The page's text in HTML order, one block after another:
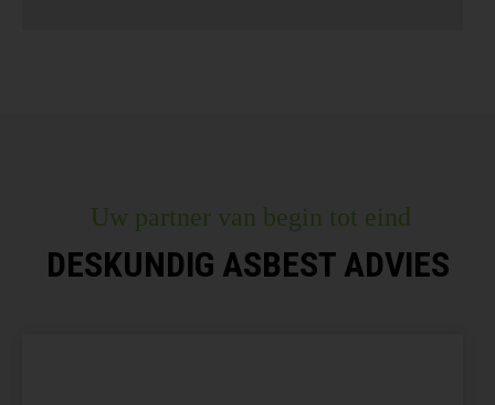
Uw partner van begin tot eind
DESKUNDIG ASBEST ADVIES